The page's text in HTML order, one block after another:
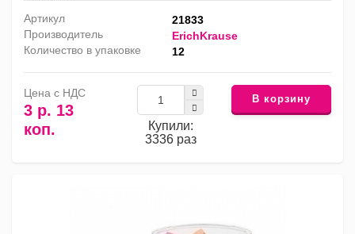
Артикул
21833
Производитель
ErichKrause
Количество в упаковке
12
Цена с НДС
3 р. 13
коп.
Купили:
3336 раз
В корзину